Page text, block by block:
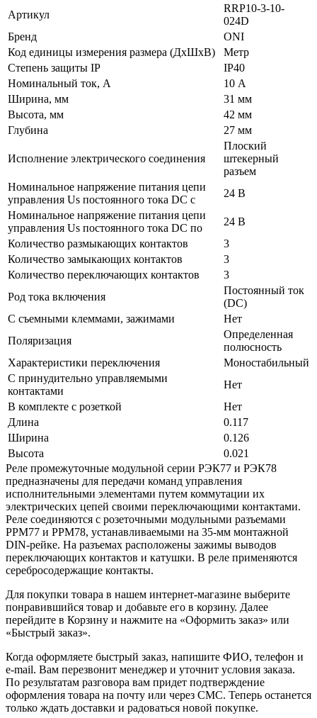
Артикул
RRP10-3-10-
024D
Бренд
ONI
Код единицы измерения размера (ДхШхВ)
Метр
Степень защиты IP
IP40
Номинальный ток, А
10 А
Ширина, мм
31 мм
Высота, мм
42 мм
Глубина
27 мм
Исполнение электрического соединения
Плоский
штекерный
разъем
Номинальное напряжение питания цепи
управления Us постоянного тока DC с
24 В
Номинальное напряжение питания цепи
управления Us постоянного тока DC по
24 В
Количество размыкающих контактов
3
Количество замыкающих контактов
3
Количество переключающих контактов
3
Род тока включения
Постоянный ток
(DC)
С съемными клеммами, зажимами
Нет
Поляризация
Определенная
полюсность
Характеристики переключения
Моностабильный
С принудительно управляемыми
контактами
Нет
В комплекте с розеткой
Нет
Длина
0.117
Ширина
0.126
Высота
0.021
Реле промежуточные модульной серии РЭК77 и РЭК78
предназначены для передачи команд управления
исполнительными элементами путем коммутации их
электрических цепей своими переключающими контактами.
Реле соединяются с розеточными модульными разъемами
РРМ77 и РРМ78, устанавливаемыми на 35-мм монтажной
DIN-рейке. На разъемах расположены зажимы выводов
переключающих контактов и катушки. В реле применяются
серебросодержащие контакты.
Для покупки товара в нашем интернет-магазине выберите
понравившийся товар и добавьте его в корзину. Далее
перейдите в Корзину и нажмите на «Оформить заказ» или
«Быстрый заказ».
Когда оформляете быстрый заказ, напишите ФИО, телефон и
e-mail. Вам перезвонит менеджер и уточнит условия заказа.
По результатам разговора вам придет подтверждение
оформления товара на почту или через СМС. Теперь останется
только ждать доставки и радоваться новой покупке.